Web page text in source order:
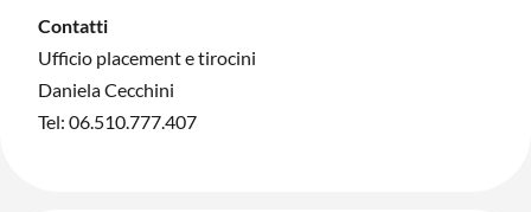
Contatti
Ufficio placement e tirocini
Daniela Cecchini
Tel: 06.510.777.407